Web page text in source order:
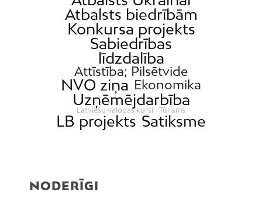
Atbalsts biedrībām
Konkursa projekts
Sabiedrības
līdzdalība
Attīstība; Pilsētvide
NVO ziņa Ekonomika
Uzņēmējdarbība
Latviešu valodas kursi Tūrisms
LB projekts Satiksme
NODERĪGI